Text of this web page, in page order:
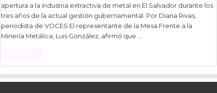
apertura a la industria extractiva de metal en El Salvador durante los
tres años de la actual gestión gubernamental. Por Diana Rivas,
periodista de VOCES El representante de la Mesa Frente a la
Minería Metálica, Luis González, afirmó que …